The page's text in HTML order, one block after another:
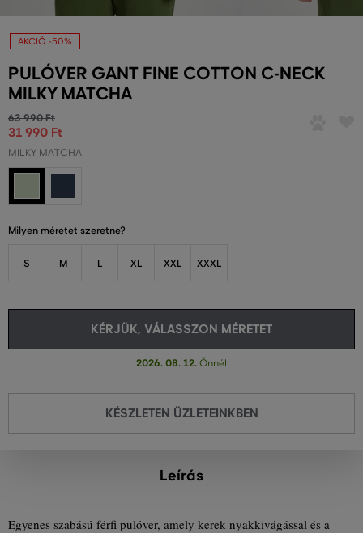
AKCIÓ -50%
PULÓVER GANT FINE COTTON C-NECK
MILKY MATCHA
63 990 Ft
31 990 Ft
MILKY MATCHA
Milyen méretet szeretne?
S M L XL XXL XXXL
KÉRJÜK, VÁLASSZON MÉRETET
2026. 08. 12. Önnél
KÉSZLETEN ÜZLETEINKBEN
Leírás
Egyenes szabású férfi pulóver, amely kerek nyakkivágással és a